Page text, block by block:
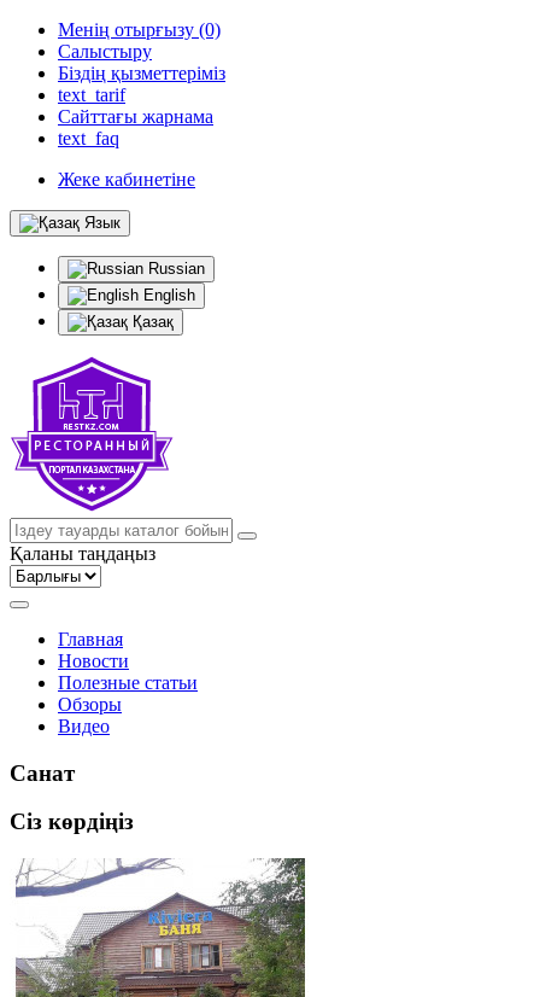
Менің отырғызу (0)
Салыстыру
Біздің қызметтеріміз
text_tarif
Сайттағы жарнама
text_faq
Жеке кабинетіне
Язык
Russian
English
Қазақ
Қаланы таңдаңыз
Главная
Новости
Полезные статьи
Обзоры
Видео
Санат
Сіз көрдіңіз